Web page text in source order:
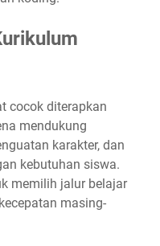
cocok diterapkan
mendukung
karakter, dan
kebutuhan siswa.
memilih jalur belajar
masing-